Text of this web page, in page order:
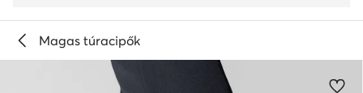
Magas túracipők